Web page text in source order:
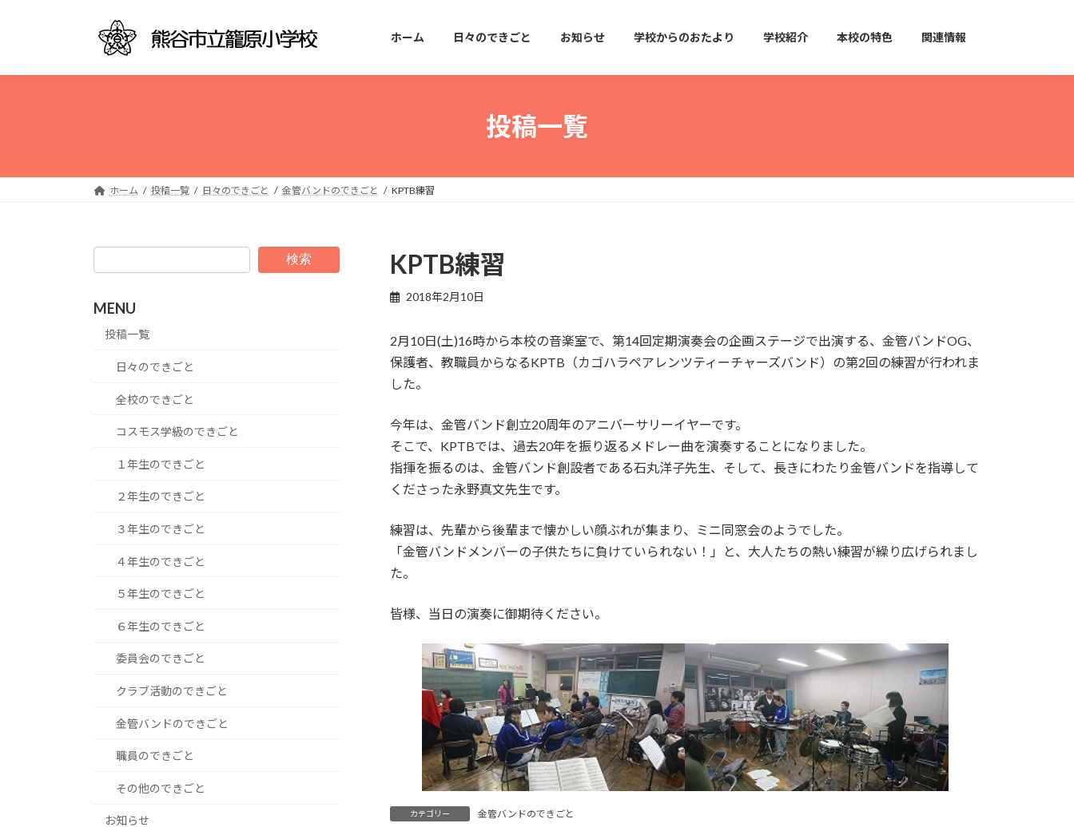
プ
動
ホーム 日々のできごと お知らせ 学校からのおたより 学校紹介 本校の特色 関連情報
投稿一覧
ホーム 投稿一覧 日々のできごと 金管バンドのできごと KPTB練習
KPTB練習
2018年2月10日
2月10日(土)16時から本校の音楽室で、第14回定期演奏会の企画ステージで出演する、金管バンドOG、
保護者、教職員からなるKPTB（カゴハラペアレンツティーチャーズバンド）の第2回の練習が行われま
した。
今年は、金管バンド創立20周年のアニバーサリーイヤーです。
そこで、KPTBでは、過去20年を振り返るメドレー曲を演奏することになりました。
指揮を振るのは、金管バンド創設者である石丸洋子先生、そして、長きにわたり金管バンドを指導して
くださった永野真文先生です。
練習は、先輩から後輩まで懐かしい顔ぶれが集まり、ミニ同窓会のようでした。
「金管バンドメンバーの子供たちに負けていられない！」と、大人たちの熱い練習が繰り広げられまし
た。
皆様、当日の演奏に御期待ください。
カテゴリー 金管バンドのできごと
検索
MENU
投稿一覧
日々のできごと
全校のできごと
コスモス学級のできごと
１年生のできごと
２年生のできごと
３年生のできごと
４年生のできごと
５年生のできごと
６年生のできごと
委員会のできごと
クラブ活動のできごと
金管バンドのできごと
職員のできごと
その他のできごと
お知らせ